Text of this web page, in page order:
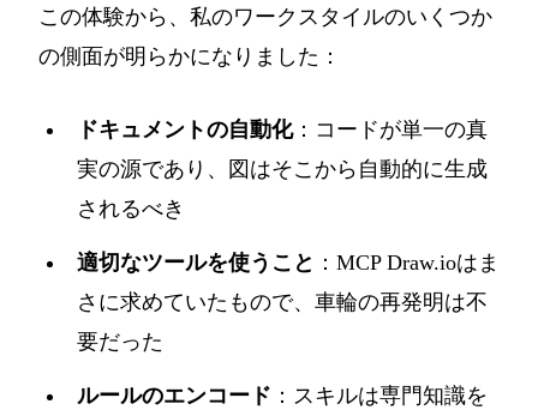
この体験から、私のワークスタイルのいくつか
の側面が明らかになりました：
ドキュメントの自動化：コードが単一の真
実の源であり、図はそこから自動的に生成
されるべき
適切なツールを使うこと ：MCP Draw.ioはま
さに求めていたもので、車輪の再発明は不
要だった
ルールのエンコード ：スキルは専門知識を